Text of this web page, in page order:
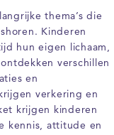
thema’s die
Kinderen
hun eigen lichaam,
verschillen
en
verkering en
krijgen kinderen
kennis, attitude en